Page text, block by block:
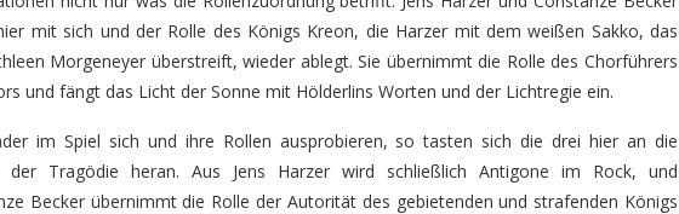
mit sich und der Rolle des Königs Kreon, die Harzer mit dem weißen Sakko, das
Morgeneyer überstreift, wieder ablegt. Sie übernimmt die Rolle des Chorführers
und fängt das Licht der Sonne mit Hölderlins Worten und der Lichtregie ein.
im Spiel sich und ihre Rollen ausprobieren, so tasten sich die drei hier an die
der Tragödie heran. Aus Jens Harzer wird schließlich Antigone im Rock, und
Becker übernimmt die Rolle der Autorität des gebietenden und strafenden Königs